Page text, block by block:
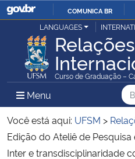
O
COMUNICA BR
Ministério da Justiça e Segurança Pública
Ministério da Defesa
Ministério das Relações Exteriores
Ministério da Economia
LANGUAGES
Relações
Curso de Graduação –
Menu Menu Principal
Você está aqui: UFSM >
Edição do Ateliê de
Inter e transdisciplinaridade